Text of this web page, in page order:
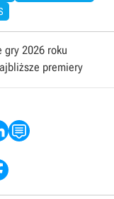
gry 2026 roku
premiery